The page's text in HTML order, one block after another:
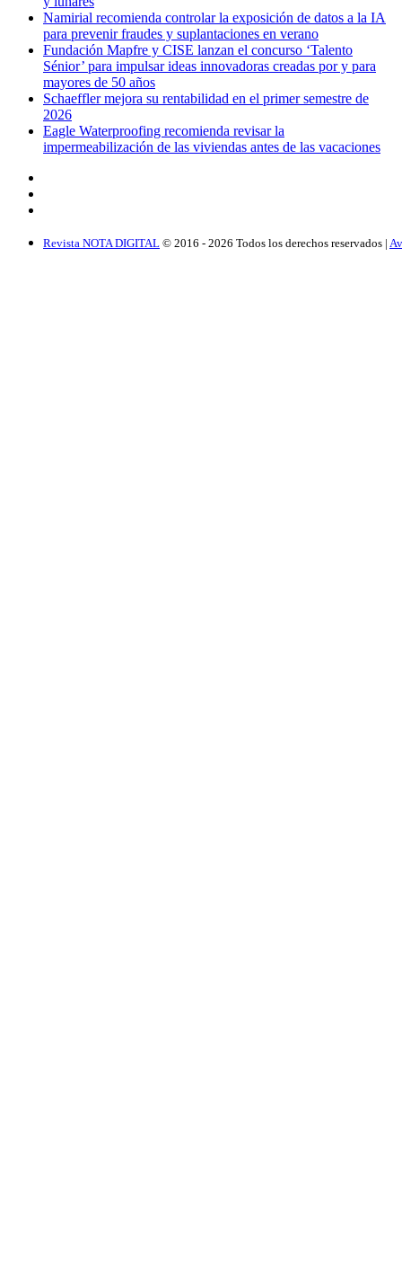
Namirial recomienda controlar la exposición de datos a la IA
para prevenir fraudes y suplantaciones en verano
Fundación Mapfre y CISE lanzan el concurso ‘Talento
Sénior’ para impulsar ideas innovadoras creadas por y para
mayores de 50 años
Schaeffler mejora su rentabilidad en el primer semestre de
2026
Eagle Waterproofing recomienda revisar la
impermeabilización de las viviendas antes de las vacaciones
Revista NOTA DIGITAL © 2016 - 2026 Todos los derechos reservados |